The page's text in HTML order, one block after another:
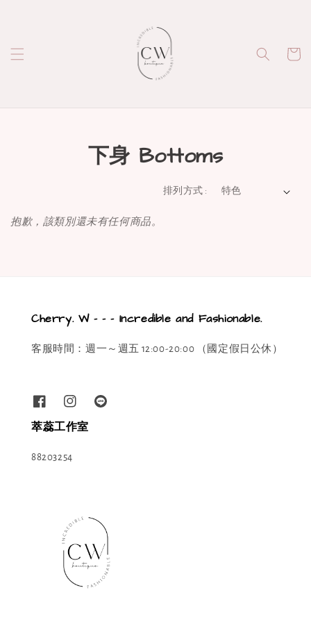
下身 Bottoms
排列方式 :
抱歉，該類別還未有任何商品。
Cherry. W - - - Incredible and Fashionable.
客服時間：週一～週五 12:00-20:00 （國定假日公休）
萃蕊工作室
88203254